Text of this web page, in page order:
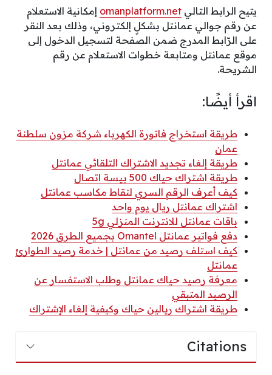
يتيح الرابط التالي omanplatform.net إمكانية الاستعلام
عن رقم جوالي عمانتل بشكلٍ إلكتروني، وذلك بعد النقر
على الرّابط المدرج ضمن الصفحة لتسجيل الدخول إلى
موقع عمانتل ومتابعة خطوات الاستعلام عن رقم
الشريحة.
اقرأ أيضًا:
طريقة استخراج فاتورة الكهرباء شركة مزون سلطنة
عمان
طريقة إلغاء تجديد الاشتراك التلقائي عمانتل
طريقة اشتراك حياك 500 بيسة اتصال
كيف أعرف الرقم السري لنقاط مكاسب عمانتل
اشتراك عمانتل ريال يوم واحد
باقات عمانتل للانترنت المنزلي 5g
دفع فواتير عمانتل Omantel بجميع الطرق 2026
كيف استلف رصيد من عمانتل | خدمة رصيد الطوارئ
عمانتل
معرفة رصيد حياك عمانتل وطلب الاستفسار عن
الرصيد المتبقي
طريقة اشتراك ريالين حياك وكيفية إلغاء الإشتراك
Citations